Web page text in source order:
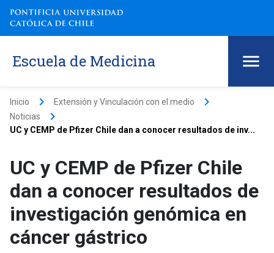
Escuela de Medicina
Inicio keyboard_arrow_right Extensión y Vinculación con el medio keyboard_arrow_right
Noticias keyboard_arrow_right
UC y CEMP de Pfizer Chile dan a conocer resultados de inv...
UC y CEMP de Pfizer Chile
dan a conocer resultados de
investigación genómica en
cáncer gástrico